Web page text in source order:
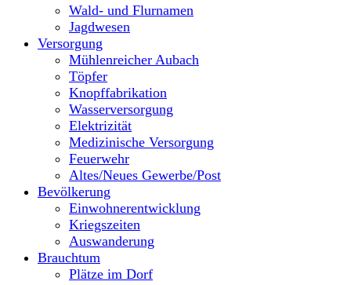
Wald- und Flurnamen
Jagdwesen
Versorgung
Mühlenreicher Aubach
Töpfer
Knopffabrikation
Wasserversorgung
Elektrizität
Medizinische Versorgung
Feuerwehr
Altes/Neues Gewerbe/Post
Bevölkerung
Einwohnerentwicklung
Kriegszeiten
Auswanderung
Brauchtum
Plätze im Dorf